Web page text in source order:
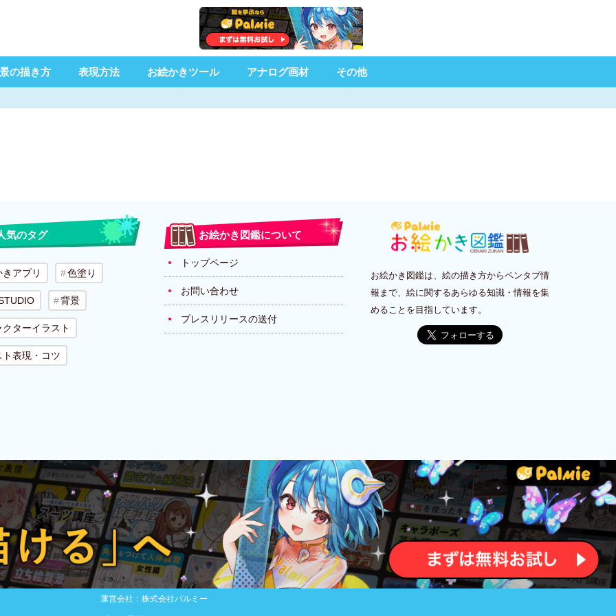
の描き方 表現方法 お絵かきツール アナログ画材 その他
気のタグ
アプリ 色塗り
背景
ターイラスト
ト表現・コツ
お絵かき図鑑について
トップページ
お問い合わせ
プレスリリースの送付
お絵かき図鑑は、絵の描き方からペンタブ情
報まで、絵に関するあらゆる知識・情報を集
めることを目指しています。
運営会社：株式会社パルミー